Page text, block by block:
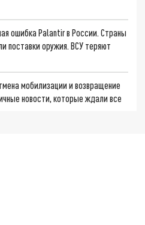
ошибка Palantir в России. Страны
поставки оружия. ВСУ теряют
мобилизации и возвращение
новости, которые ждали все